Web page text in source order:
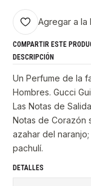
Agregar a
COMPARTIR ESTE
DESCRIPCIÓN
Un Perfume de la
Hombres. Gucci
Las Notas de
Notas de Corazón
azahar del
pachulí.
DETALLES